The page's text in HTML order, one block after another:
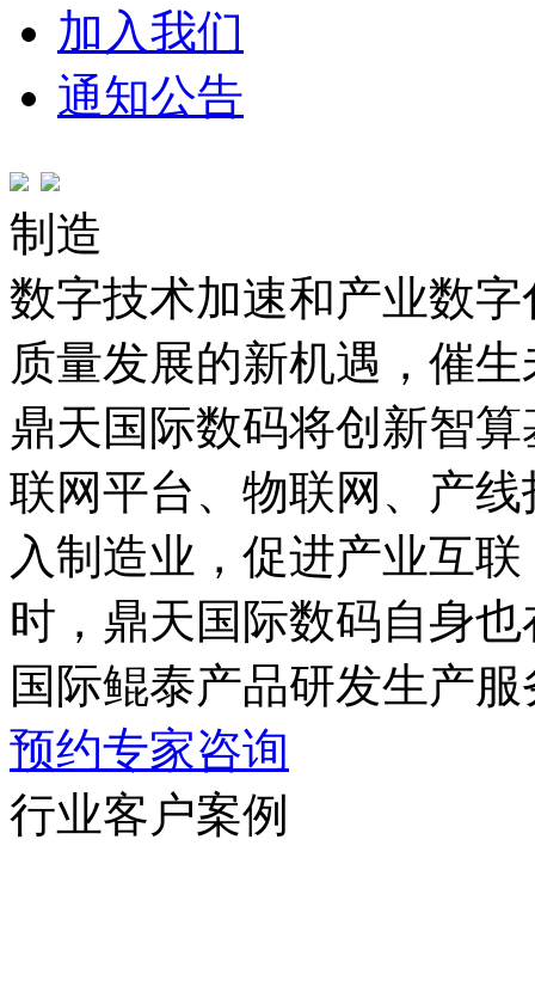
加入我们
通知公告
制造
数字技术加速和产业数字
质量发展的新机遇，
鼎天国际数码将创新智算
联网平台、物联网
入制造业，促进产业互
时，鼎天国际数码自身
国际鲲泰产品研发生产
预约专家咨询
行业客户案例